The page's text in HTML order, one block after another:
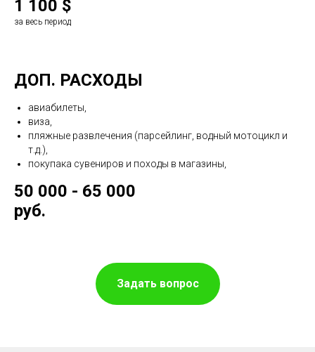
1 100 $
за весь период
ДОП. РАСХОДЫ
авиабилеты,
виза,
пляжные развлечения (парсейлинг, водный мотоцикл и
т.д.),
покупака сувениров и походы в магазины,
50 000 - 65 000
руб.
Задать вопрос